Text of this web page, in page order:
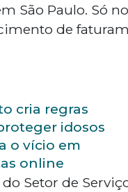
São Paulo. Só
de
cria regras
idosos
o vício em
online
Setor de